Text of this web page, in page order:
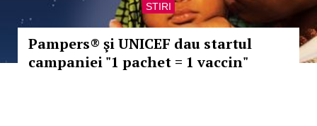
STIRI
Pampers® şi UNICEF dau startul
campaniei "1 pachet = 1 vaccin"